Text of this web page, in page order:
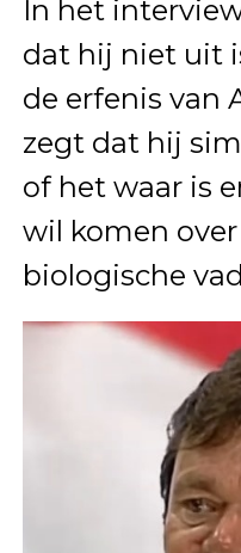
In het
dat hij niet uit
de erfenis van
zegt dat hij
of het waar is
wil komen
biologische